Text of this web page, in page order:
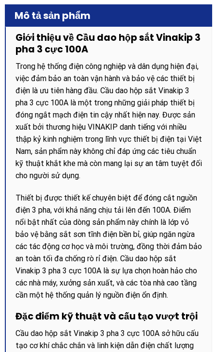
Mô tả sản phẩm
Giới thiệu về Cầu dao hộp sắt Vinakip 3
pha 3 cực 100A
Trong hệ thống điện công nghiệp và dân dụng hiện đại,
việc đảm bảo an toàn vận hành và bảo vệ các thiết bị
điện là ưu tiên hàng đầu. Cầu dao hộp sắt Vinakip 3
pha 3 cực 100A là một trong những giải pháp thiết bị
đóng ngắt mạch điện tin cậy nhất hiện nay. Được sản
xuất bởi thương hiệu VINAKIP danh tiếng với nhiều
thập kỷ kinh nghiệm trong lĩnh vực thiết bị điện tại Việt
Nam, sản phẩm này không chỉ đáp ứng các tiêu chuẩn
kỹ thuật khắt khe mà còn mang lại sự an tâm tuyệt đối
cho người sử dụng.
Thiết bị được thiết kế chuyên biệt để đóng cắt nguồn
điện 3 pha, với khả năng chịu tải lên đến 100A. Điểm
nổi bật nhất của dòng sản phẩm này chính là lớp vỏ
bảo vệ bằng sắt sơn tĩnh điện bền bỉ, giúp ngăn ngừa
các tác động cơ học và môi trường, đồng thời đảm bảo
an toàn tối đa chống rò rỉ điện. Cầu dao hộp sắt
Vinakip 3 pha 3 cực 100A là sự lựa chọn hoàn hảo cho
các nhà máy, xưởng sản xuất, và các tòa nhà cao tầng
cần một hệ thống quản lý nguồn điện ổn định.
Đặc điểm kỹ thuật và cấu tạo vượt trội
Cầu dao hộp sắt Vinakip 3 pha 3 cực 100A sở hữu cấu
tạo cơ khí chắc chắn và linh kiện dẫn điện chất lượng